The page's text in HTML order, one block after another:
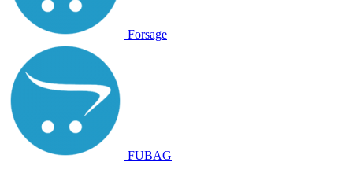
Forsage
FUBAG